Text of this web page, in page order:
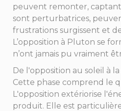
peuvent remonter,
sont perturbatrices,
frustrations surgissent et
L’opposition à Pluton se
n’ont jamais pu vraiment
De l'opposition au soleil à
Cette phase comprend le
L'opposition extériorise
produit. Elle est